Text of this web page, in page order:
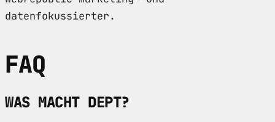
datenfokussierter.
FAQ
WAS MACHT DEPT?